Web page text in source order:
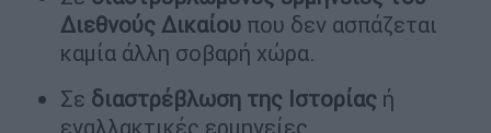
Διεθνούς Δικαίου που δεν ασπάζεται
καμία άλλη σοβαρή χώρα.
Σε διαστρέβλωση της Ιστορίας ή
εναλλακτικές ερμηνείες.